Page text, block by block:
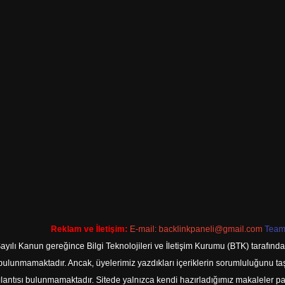
Reklam ve İletişim: E-mail: backlinkpaneli@gmail.com
Kanun gereğince Bilgi Teknolojileri ve İletişim Kurumu (BTK)
Ancak, üyelerimiz yazdıkları içeriklerin
bulunmamaktadır. Sitede yalnızca kendi hazırladığımız